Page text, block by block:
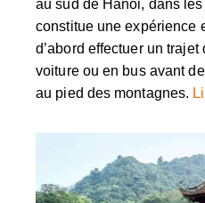
au sud de Hanoi, dans
constitue une expérience
d’abord effectuer un
voiture ou en bus avant
au pied des montagnes.